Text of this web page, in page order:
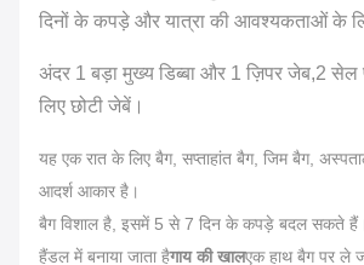
दिनों के कपड़े और यात्रा की आवश्यकताओं के
अंदर 1 बड़ा मुख्य डिब्बा और 1 ज़िपर जेब,2
लिए छोटी जेबें।
यह एक रात के लिए बैग, सप्ताहांत बैग, जिम बैग,
आदर्श आकार है।
बैग विशाल है, इसमें 5 से 7 दिन के कपड़े बदल सकते हैं।
हैंडल में बनाया जाता हैगाय की खालएक हाथ बैग पर ले